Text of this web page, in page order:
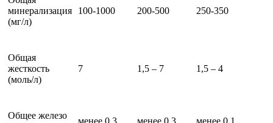
минерализация
(мг/л)
100-1000 200-500 250-350
Общая
жесткость
(моль/л)
7 1,5 – 7 1,5 – 4
Общее железо
менее 0,3 менее 0,3 менее 0,1